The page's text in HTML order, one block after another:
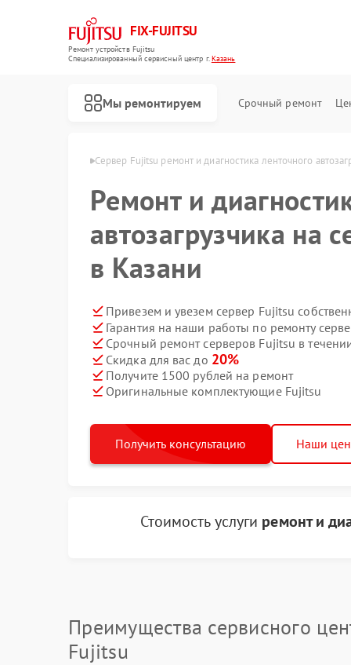
FIX-FUJITSU
Ремонт устройств Fujitsu
Специализированный cервисный центр г.Казань
Мы ремонтируем Срочный ремонт
Сервер Fujitsu ремонт и диагностика ленточного
Ремонт и
автозагрузчика на
в Казани
Привезем и увезем сервер Fujitsu
Гарантия на наши работы по ремонту
Срочный ремонт серверов Fujitsu в
Скидка для вас до 20%
Получите 1500 рублей на ремонт
Оригинальные комплектующие Fujitsu
Получить консультацию Наши
Стоимость услуги ремонт и
Преимущества сервисного
Fujitsu